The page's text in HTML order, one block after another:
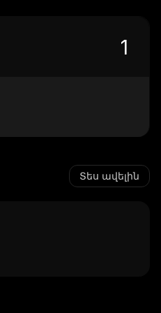
Տես ավելին